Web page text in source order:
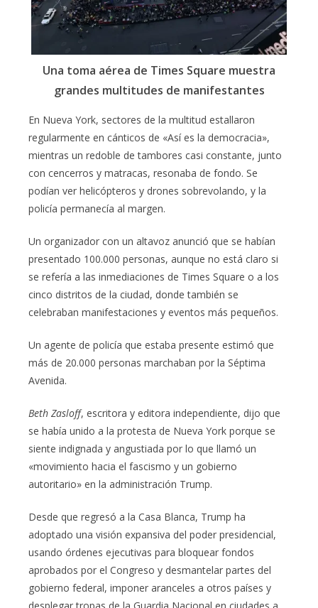
Una toma aérea de Times Square muestra
grandes multitudes de manifestantes
En Nueva York, sectores de la multitud estallaron
regularmente en cánticos de «Así es la democracia»,
mientras un redoble de tambores casi constante, junto
con cencerros y matracas, resonaba de fondo. Se
podían ver helicópteros y drones sobrevolando, y la
policía permanecía al margen.
Un organizador con un altavoz anunció que se habían
presentado 100.000 personas, aunque no está claro si
se refería a las inmediaciones de Times Square o a los
cinco distritos de la ciudad, donde también se
celebraban manifestaciones y eventos más pequeños.
Un agente de policía que estaba presente estimó que
más de 20.000 personas marchaban por la Séptima
Avenida.
Beth Zasloff, escritora y editora independiente, dijo que
se había unido a la protesta de Nueva York porque se
siente indignada y angustiada por lo que llamó un
«movimiento hacia el fascismo y un gobierno
autoritario» en la administración Trump.
Desde que regresó a la Casa Blanca, Trump ha
adoptado una visión expansiva del poder presidencial,
usando órdenes ejecutivas para bloquear fondos
aprobados por el Congreso y desmantelar partes del
gobierno federal, imponer aranceles a otros países y